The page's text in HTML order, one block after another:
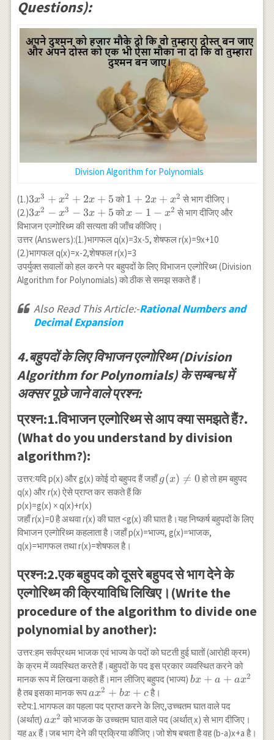
Questions):
Division Algorithm for Polynomials
(1.)3
x^{3}+x^{2}+2
x+5
3x3 + x2 + 2x + 5 को1+2x+x^{2}
1 + 2x + x2 से भाग दीजिए।
(2.)3
x^{2}-
x^{3}-3
x+5
3x2 − x3 − 3x + 5 कोx-1-
x^{2}
x − 1 − x2 से भाग दीजिए और
विभाजन एल्गोरिथ्म की सत्यता की जाँच कीजिए।
उत्तर (Answers):(1.)भागफल q(x)=3x-5, शेषफल r(x)=9x+10
(2.)भागफल q(x)=x-2,शेषफल r(x)=3
उपर्युक्त सवालों को हल करने पर बहुपदों के लिए विभाजन एल्गोरिथ्म (Division
Algorithm for Polynomials) को ठीक से समझ सकते हैं।
Also Read This Article:-Rational Numbers and
Decimal Expansion
4.बहुपदों के लिए विभाजन एल्गोरिथ्म (Division
Algorithm for Polynomials) के सम्बन्ध में
अक्सर पूछे जाने वाले प्रश्न:
प्रश्न:1.विभाजन एल्गोरिथ्म से आप क्या समझते हैं?.
(What do you understand by division
algorithm?):
उत्तर:यदि p(x) और g(x) कोई दो बहुपद हैं जहाँg(x)
g(x) 
= 0हो तो हम बहुपद
q(x) और r(x) ऐसे प्राप्त कर सकते हैं कि
p(x)=g(x) × q(x)+r(x)
जहाँ r(x)=0 है अथवा r(x) की घात <g(x) की घात है।यह निष्कर्ष बहुपदों के लिए
विभाजन एल्गोरिथ्म कहलाता है।जहाँ p(x)=भाज्य, g(x)=भाजक,
q(x)=भागफल तथा r(x)=शेषफल है।
प्रश्न:2.एक बहुपद को दूसरे बहुपद से भाग देने के
एल्गोरिथ्म की क्रियाविधि लिखिए।(Write the
procedure of the algorithm to divide one
polynomial by another):
उत्तर:हम सर्वप्रथम भाजक एवं भाज्य के पदों को घटती हुई घातों (आरोही क्रम)
के क्रम में व्यवस्थित करते हैं।बहुपदों के पद इस प्रकार व्यवस्थित करने को
मानक रूप में लिखना कहते हैं।मान लीजिए बहुपद (भाज्य) b
x^{2}
bx + a + ax2
है तब इसका मानक रूपax^{2}+bx+c
ax2 + bx + cहै।
स्टेप:1.भागफल का पहला पद प्राप्त करने के लिए,उच्चतम घात वाले पद
(अर्थात्) ax^{2}
ax2 को भाजक के उच्चतम घात वाले पद (अर्थात् x) से भाग दीजिए।
यह ax हैं।जब भाग देने की प्रक्रिया कीजिए।जो शेष बचता है वह (b-a)x+a है।